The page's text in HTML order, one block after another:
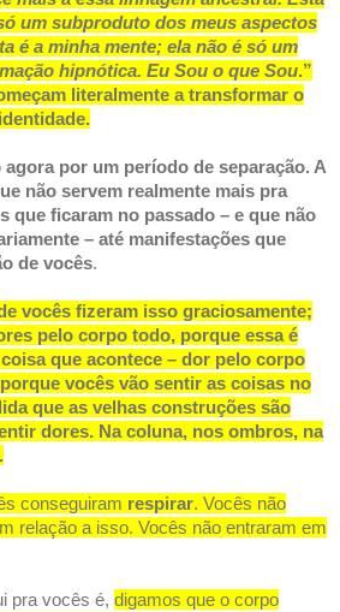
um subproduto dos meus aspectos
é a minha mente; ela não é só um
hipnótica. Eu Sou o que Sou.”
literalmente a transformar o
por um período de separação. A
não servem realmente mais pra
que ficaram no passado – e que não
– até manifestações que
de vocês.
vocês fizeram isso graciosamente;
pelo corpo todo, porque essa é
que acontece – dor pelo corpo
vocês vão sentir as coisas no
que as velhas construções são
dores. Na coluna, nos ombros, na
conseguiram respirar. Vocês não
relação a isso. Vocês não entraram em
pra vocês é, digamos que o corpo